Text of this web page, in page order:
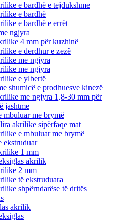
e bardhë e tejdukshme
e bardhë
e bardhë e errët
ngjyra
4 mm për kuzhinë
e derdhur e zezë
me ngjyra
me ngjyra
e ylbertë
shumicë e prodhuesve kinezë
me ngjyra 1,8-30 mm për
jashtme
mbuluar me brymë
akrilike sipërfaqe mat
e mbuluar me brymë
ekstruduar
1 mm
akrilik
2 mm
të ekstruduara
shpërndarëse të dritës
akrilik